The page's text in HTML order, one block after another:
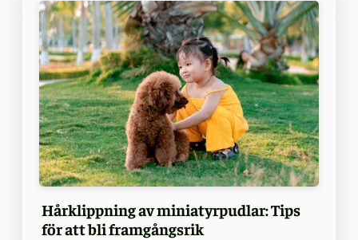
Hårklippning av miniatyrpudlar: Tips
för att bli framgångsrik